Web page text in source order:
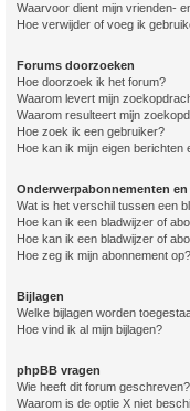
Waarvoor dient mijn vrienden-
Hoe verwijder of voeg ik
Forums doorzoeken
Hoe doorzoek ik het forum?
Waarom levert mijn
Waarom resulteert mijn
Hoe zoek ik een gebruiker?
Hoe kan ik mijn eigen berichten
Onderwerpabonnementen
Wat is het verschil tussen een
Hoe kan ik een bladwijzer of
Hoe kan ik een bladwijzer of
Hoe zeg ik mijn abonnement op?
Bijlagen
Welke bijlagen worden
Hoe vind ik al mijn bijlagen?
phpBB vragen
Wie heeft dit forum geschreven?
Waarom is de optie X niet